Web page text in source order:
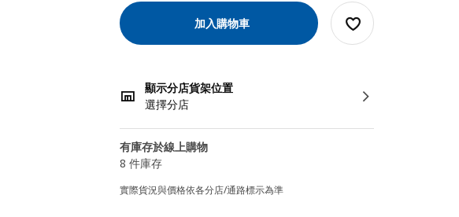
加入購物車
顯示分店貨架位置
選擇分店
有庫存於線上購物
8 件庫存
實際貨況與價格依各分店/通路標示為準